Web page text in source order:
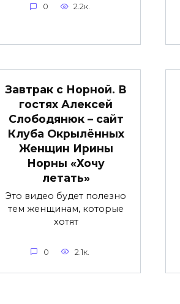
0 2.2к.
Завтрак с Норной. В
гостях Алексей
Слободянюк – сайт
Клуба Окрылённых
Женщин Ирины
Норны «Хочу
летать»
Это видео будет полезно
тем женщинам, которые
хотят
0 2.1к.